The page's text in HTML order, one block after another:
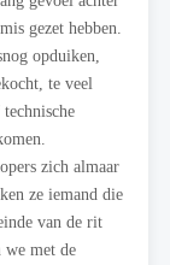
gezet hebben.
opduiken,
te veel
zich almaar
ze iemand die
van de rit
we met de